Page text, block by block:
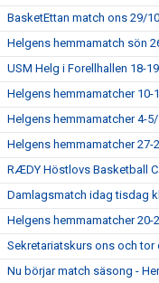
BasketEttan match ons 29/
Helgens hemmamatch sön
USM Helg i Forellhallen 18-
Helgens hemmamatcher 10-
Helgens hemmamatcher 4-
Helgens hemmamatcher 27-
RÆDY Höstlovs Basketball
Damlagsmatch idag tisdag
Helgens hemmamatcher 20-
Sekretariatskurs ons och tor
Nu börjar match säsong -